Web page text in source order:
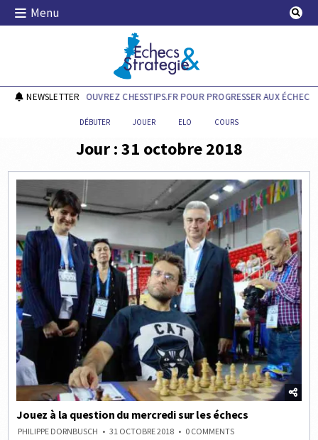
Skip
Menu
Echecs & Stratégie
NEWSLETTERDÉCOUVREZ CHESSTIPS.FR POUR PROGRESSER AUX ÉCHECS !
DÉBUTER JOUER ELO COURS
Jour :31 octobre 2018
Jouez à la question du mercredi sur les échecs
PHILIPPE DORNBUSCH 31 OCTOBRE 2018 0 COMMENTSON